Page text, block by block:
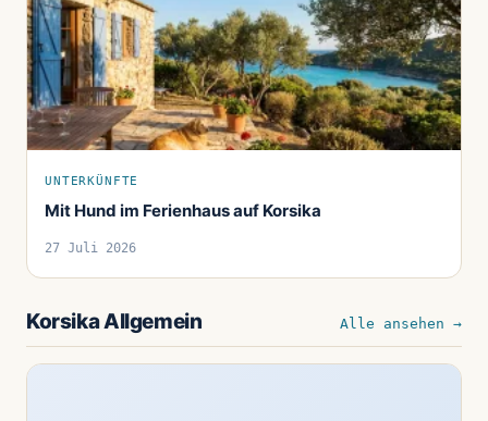
UNTERKÜNFTE
Mit Hund im Ferienhaus auf Korsika
27 Juli 2026
Korsika Allgemein Alle ansehen →